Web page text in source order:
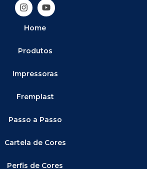
Home
Produtos
Impressoras
Fremplast
Passo a Passo
Cartela de Cores
Perfis de Cores